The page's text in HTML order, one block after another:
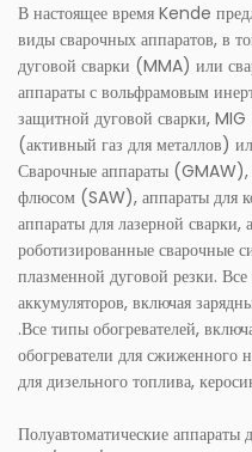
В настоящее время Kende
виды сварочных аппаратов, в
дуговой сварки (MMA) или
аппараты с вольфрамовым
защитной дуговой сварки,
(активный газ для металлов)
Сварочные аппараты (GMAW),
флюсом (SAW), аппараты для
аппараты для лазерной сварки,
роботизированные сварочные
плазменной дуговой резки.
аккумуляторов, включая
.Все типы обогревателей,
обогреватели для сжиженного
для дизельного топлива,
Полуавтоматические аппараты